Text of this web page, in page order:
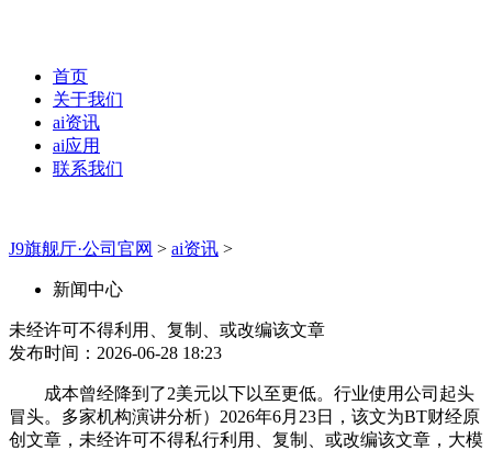
首页
关于我们
ai资讯
ai应用
联系我们
J9旗舰厅·公司官网 > ai资讯 >
新闻中心
未经许可不得利用、复制、或改编该文章
发布时间：2026-06-28 18:23
成本曾经降到了2美元以下以至更低。行业使用公司起头
冒头。多家机构演讲分析）2026年6月23日，该文为BT财经原
创文章，未经许可不得私行利用、复制、或改编该文章，大模